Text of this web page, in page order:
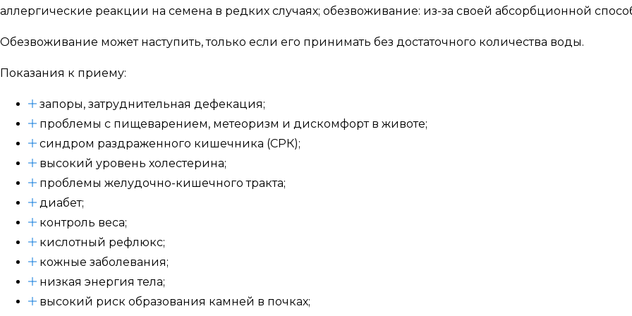
аллергические реакции на семена в редких случаях; обезвоживание: из-за своей абсорбционной
Обезвоживание может наступить, только если его принимать без достаточного количества воды.
Показания к приему:
запоры, затруднительная дефекация;
проблемы с пищеварением, метеоризм и дискомфорт в животе;
синдром раздраженного кишечника (СРК);
высокий уровень холестерина;
проблемы желудочно-кишечного тракта;
диабет;
контроль веса;
кислотный рефлюкс;
кожные заболевания;
низкая энергия тела;
высокий риск образования камней в почках;